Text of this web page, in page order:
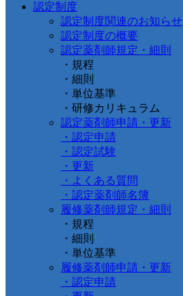
認定制度
認定制度関連のお知らせ
認定制度の概要
認定薬剤師規定・細則
・規程
・細則
・単位基準
・研修カリキュラム
認定薬剤師申請・更新
・認定申請
・認定試験
・更新
・よくある質問
・認定薬剤師名簿
履修薬剤師規定・細則
・規程
・細則
・単位基準
履修薬剤師申請・更新
・認定申請